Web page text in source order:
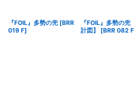
『FOIL』多勢の兜 [BRR
019 F]
『FOIL』多勢の兜
計図】
[BRR 082 F